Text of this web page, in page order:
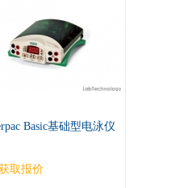
Basic基础型电泳仪
取报价